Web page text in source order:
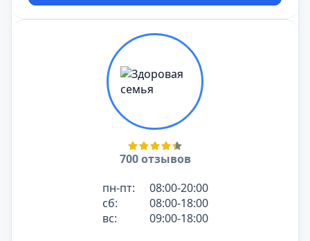
700 отзывов
пн-пт:
08:00-20:00
сб:
08:00-18:00
вс:
09:00-18:00